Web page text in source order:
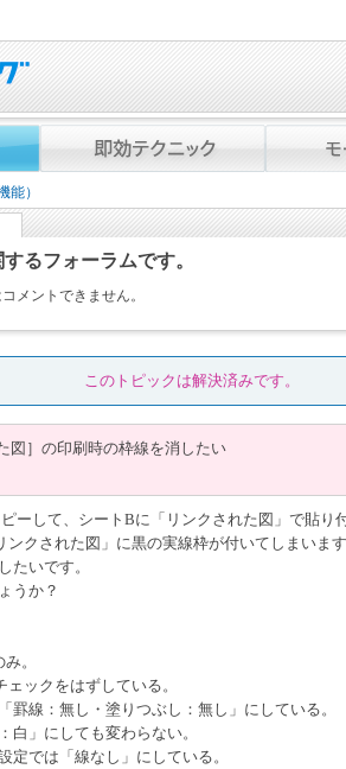
能）
るフォーラムです。
メントできません。
このトピックは解決済みです。
図］の印刷時の枠線を消したい
ーして、シートBに「リンクされた図」で貼り
ンクされた図」に黒の実線枠が付いてしまいま
たいです。
うか？
。
ックをはずしている。
罫線：無し・塗りつぶし：無し」にしている。
白」にしても変わらない。
定では「線なし」にしている。